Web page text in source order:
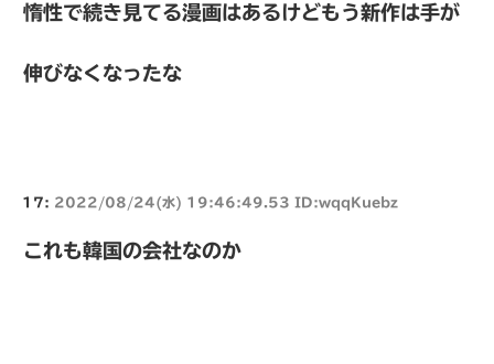
惰性で続き見てる漫画はあるけどもう新作は手が
伸びなくなったな
17: 2022/08/24(水) 19:46:49.53 ID:wqqKuebz
これも韓国の会社なのか